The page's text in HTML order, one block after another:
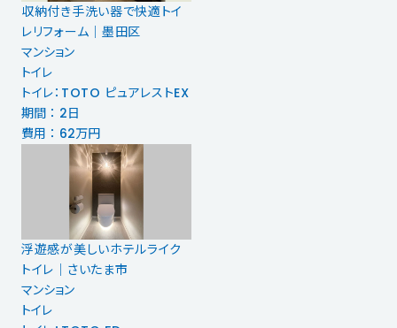
収納付き手洗い器で快適トイ
レリフォーム｜墨田区
マンション
トイレ
トイレ：TOTO ピュアレストEX
期間 ： 2日
費用 ： 62万円
浮遊感が美しいホテルライク
トイレ｜さいたま市
マンション
トイレ